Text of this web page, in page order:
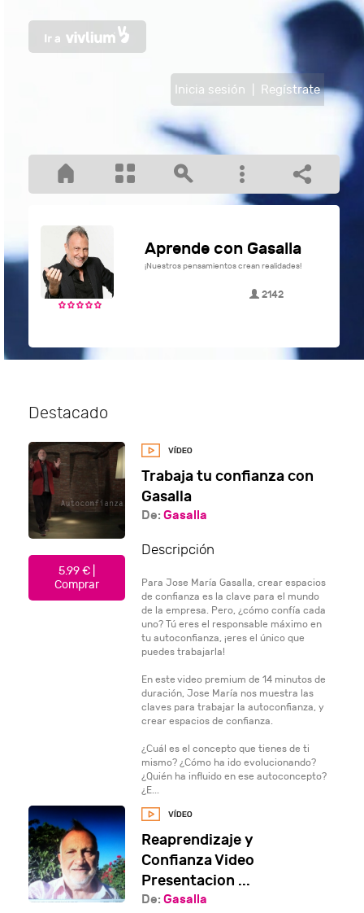
Inicia sesión Regístrate
Aprende con Gasalla
¡Nuestros pensamientos crean realidades!
2142
Destacado
5.99 € |
Comprar
Trabaja tu confianza con
Gasalla
De:Gasalla
Descripción
Para Jose María Gasalla, crear espacios
de confianza es la clave para el mundo
de la empresa. Pero, ¿cómo confía cada
uno? Tú eres el responsable máximo en
tu autoconfianza, ¡eres el único que
puedes trabajarla!
En este video premium de 14 minutos de
duración, Jose María nos muestra las
claves para trabajar la autoconfianza, y
crear espacios de confianza.
¿Cuál es el concepto que tienes de ti
mismo? ¿Cómo ha ido evolucionando?
¿Quién ha influido en ese autoconcepto?
¿E...
Reaprendizaje y
Confianza Video
Presentacion ...
De:Gasalla